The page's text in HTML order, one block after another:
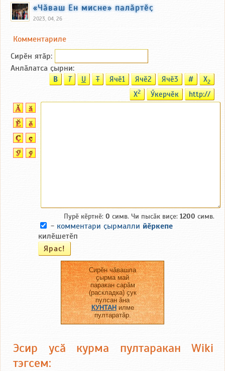
«Чӑваш Ен мисне» палӑртӗҫ
2023, 04, 26
Комментариле
Сирӗн ятӑp:
Анлӑлатса ҫырни:
B T U T Ячӗ1 Ячӗ2 Ячӗ3 # X2
X2 Ӳкерчӗк http://
Пурӗ кӗртнӗ: 0 симв. Чи пысӑк виҫе: 1200 симв.
- комментари ҫырмалли йӗркепе
килӗшетӗп
Сирӗн чӑвашла
ҫырма май
паракан сарӑм
(раскладка) ҫук
пулсан ӑна
КУНТАНилме
пултаратӑр.
Эсир усӑ курма пултаракан Wiki
тэгсем: